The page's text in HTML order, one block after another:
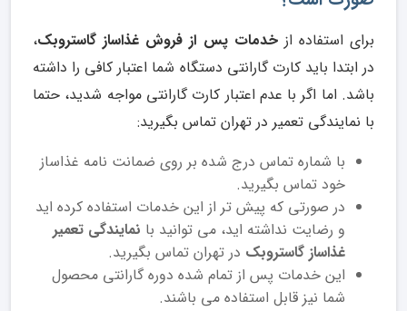
برای استفاده از خدمات پس از فروش غذاساز گاستروبک،
در ابتدا باید کارت گارانتی دستگاه شما اعتبار کافی را داشته
باشد. اما اگر با عدم اعتبار کارت گارانتی مواجه شدید، حتما
با نمایندگی تعمیر در تهران تماس بگیرید:
با شماره تماس درج شده بر روی ضمانت نامه غذاساز
خود تماس بگیرید.
در صورتی که پیش تر از این خدمات استفاده کرده اید
و رضایت نداشته اید، می توانید با نمایندگی تعمیر
غذاساز گاستروبک در تهران تماس بگیرید.
این خدمات پس از تمام شده دوره گارانتی محصول
شما نیز قابل استفاده می باشند.